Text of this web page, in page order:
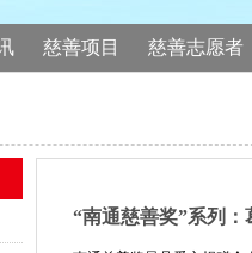
慈善项目 慈善志愿者
“南通慈善奖”系列：